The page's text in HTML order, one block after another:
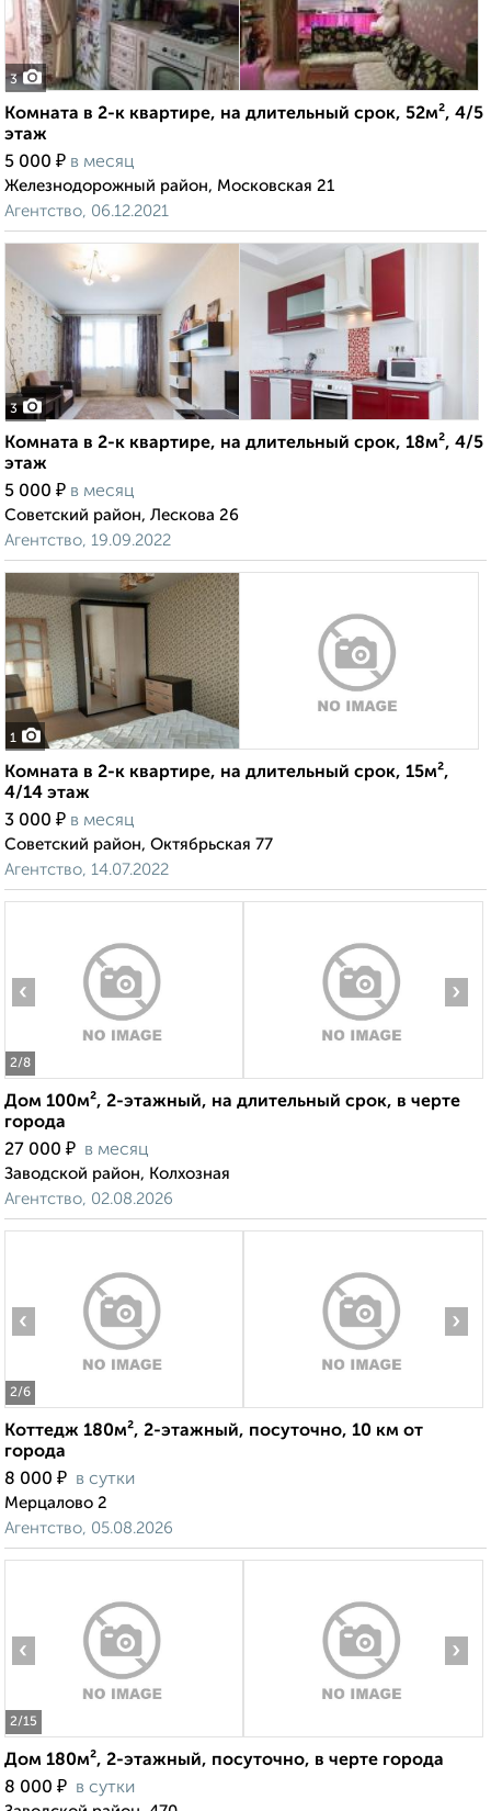
3
Комната в 2-к квартире, на длительный срок, 52м², 4/5
этаж
5 000 ₽ в месяц
Железнодорожный район, Московская 21
Агентство, 06.12.2021
3
Комната в 2-к квартире, на длительный срок, 18м², 4/5
этаж
5 000 ₽ в месяц
Советский район, Лескова 26
Агентство, 19.09.2022
1
Комната в 2-к квартире, на длительный срок, 15м²,
4/14 этаж
3 000 ₽ в месяц
Советский район, Октябрьская 77
Агентство, 14.07.2022
2/8
‹ ›
Дом 100м², 2-этажный, на длительный срок, в черте
города
27 000 ₽ в месяц
Заводской район, Колхозная
Агентство, 02.08.2026
2/6
‹ ›
Коттедж 180м², 2-этажный, посуточно, 10 км от
города
8 000 ₽ в сутки
Мерцалово 2
Агентство, 05.08.2026
2/15
‹ ›
Дом 180м², 2-этажный, посуточно, в черте города
8 000 ₽ в сутки